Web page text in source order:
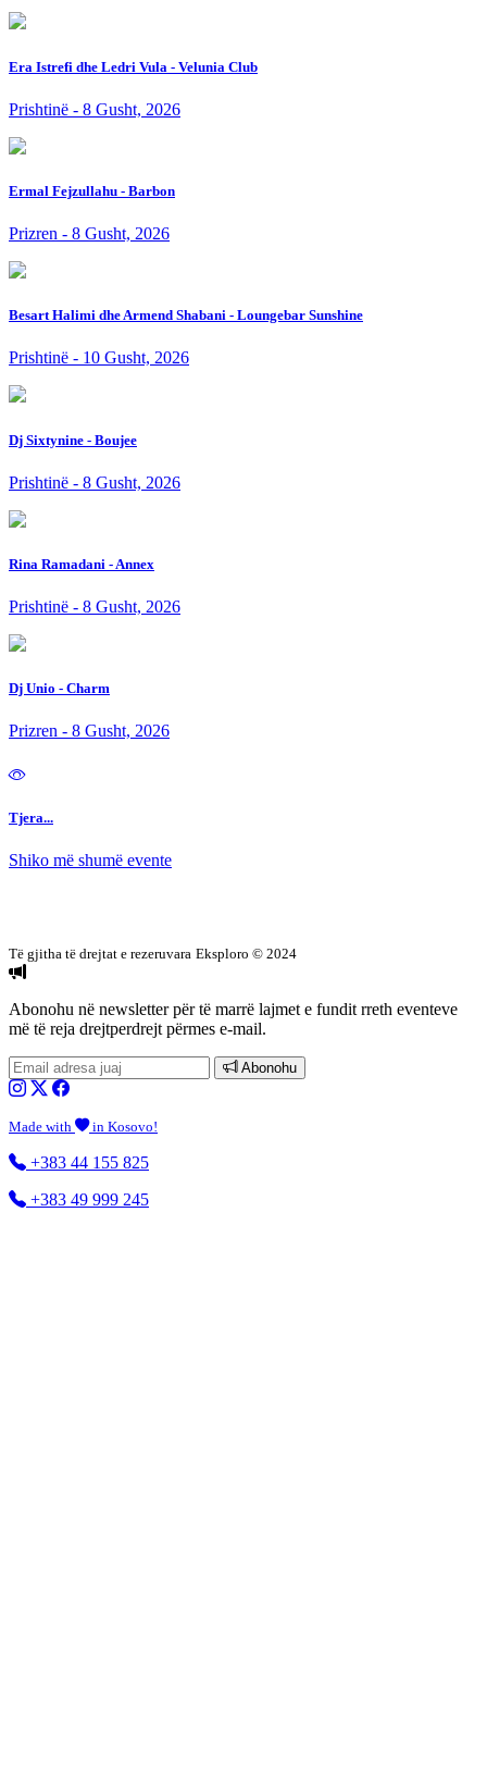
Era Istrefi dhe Ledri Vula - Velunia Club
Prishtinë - 8 Gusht, 2026
Ermal Fejzullahu - Barbon
Prizren - 8 Gusht, 2026
Besart Halimi dhe Armend Shabani - Loungebar Sunshine
Prishtinë - 10 Gusht, 2026
Dj Sixtynine - Boujee
Prishtinë - 8 Gusht, 2026
Rina Ramadani - Annex
Prishtinë - 8 Gusht, 2026
Dj Unio - Charm
Prizren - 8 Gusht, 2026
Tjera...
Shiko më shumë evente
Të gjitha të drejtat e rezeruvara Eksploro © 2024
Abonohu në newsletterpër të marrë lajmet e fundit rreth eventeve
më të reja drejtperdrejt përmes e-mail.
Abonohu
Made with in Kosovo!
+383 44 155 825
+383 49 999 245